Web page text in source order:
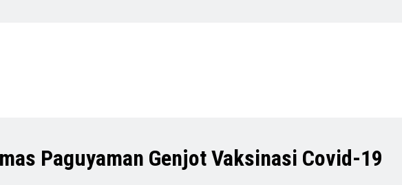
Paguyaman Genjot Vaksinasi Covid-19